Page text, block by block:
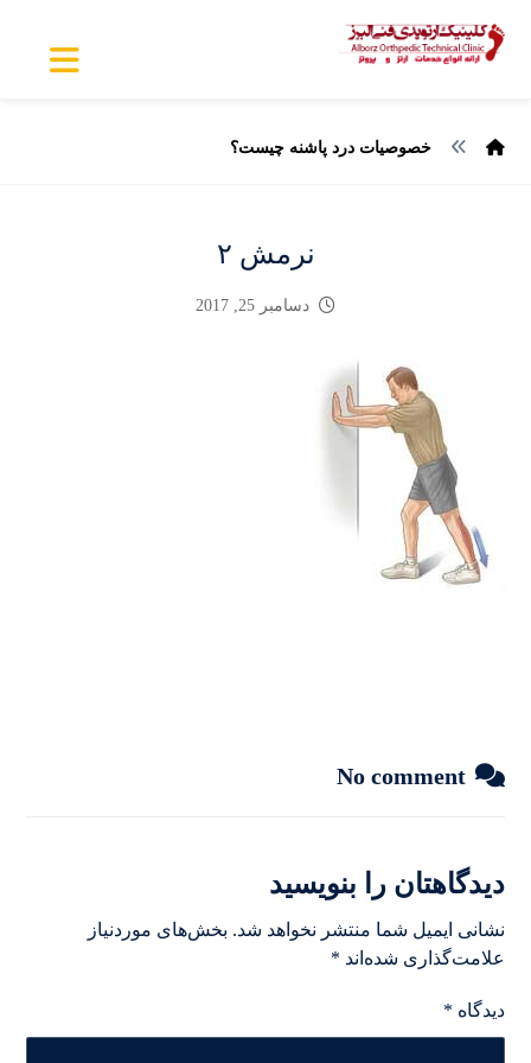
خصوصیات درد پاشنه چیست؟
نرمش ۲
دسامبر 25, 2017
No comment
دیدگاهتان را بنویسید
نشانی ایمیل شما منتشر نخواهد شد. بخش‌های موردنیاز
علامت‌گذاری شده‌اند *
دیدگاه *